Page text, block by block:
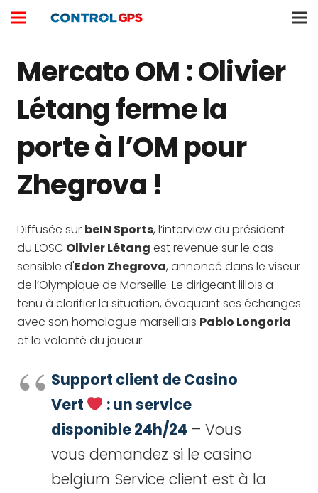
Mercato OM : Olivier
Létang ferme la
porte à l’OM pour
Zhegrova !
Diffusée sur beIN Sports, l’interview du président
du LOSC Olivier Létang est revenue sur le cas
sensible d'Edon Zhegrova, annoncé dans le viseur
de l’Olympique de Marseille. Le dirigeant lillois a
tenu à clarifier la situation, évoquant ses échanges
avec son homologue marseillais Pablo Longoria
et la volonté du joueur.
Support client de Casino
Vert
: un service
disponible 24h/24 – Vous
vous demandez si le casino
belgium Service client est à la